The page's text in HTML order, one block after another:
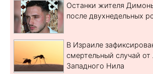
Останки жителя
после двухнедельных
В Израиле
смертельный случай от
Западного Нила